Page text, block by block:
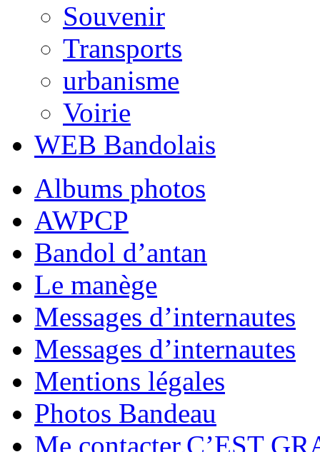
Souvenir
Transports
urbanisme
Voirie
WEB Bandolais
Albums photos
AWPCP
Bandol d’antan
Le manège
Messages d’internautes
Messages d’internautes
Mentions légales
Photos Bandeau
Me contacter,C’EST